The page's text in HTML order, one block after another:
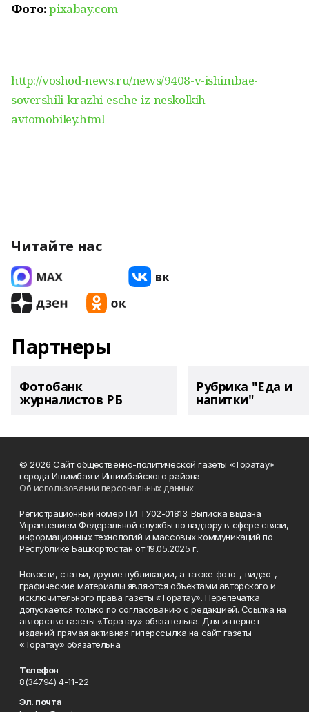
Фото:pixabay.com
http://voshod-news.ru/news/9408-v-ishimbae-
sovershili-krazhi-esche-iz-neskolkih-
avtomobiley.html
Читайте нас
Партнеры
Фотобанк
журналистов РБ
Рубрика "Еда и
напитки"
© 2026 Сайт общественно-политической газеты «Торатау»
города Ишимбая и Ишимбайского района
Об использовании персональных данных
Регистрационный номер ПИ ТУ02-01813. Выписка выдана
Управлением Федеральной службы по надзору в сфере связи,
информационных технологий и массовых коммуникаций по
Республике Башкортостан от 19.05.2025 г.
Новости, статьи, другие публикации, а также фото-, видео-,
графические материалы являются объектами авторского и
исключительного права газеты «Торатау». Перепечатка
допускается только по согласованию с редакцией. Ссылка на
авторство газеты «Торатау» обязательна. Для интернет-
изданий прямая активная гиперссылка на сайт газеты
«Торатау» обязательна.
Телефон
8(34794) 4-11-22
Эл. почта